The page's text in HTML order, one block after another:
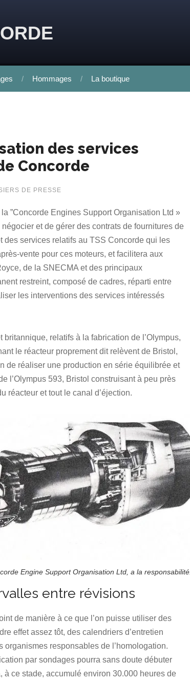
Hommages La boutique
des services
Concorde
DE PRESSE
”Concorde Engines Support Organisation Ltd »
et de gérer des contrats de fournitures de
des services relatifs au TSS Concorde qui les
vente pour ces moteurs, et facilitera aux
de la SNECMA et des principaux
restreint, composé de cadres, réparti entre
les interventions des services intéressés
relatifs à la fabrication de l’Olympus,
le réacteur proprement dit relèvent de Bristol,
de réaliser une production en série équilibrée et
l’Olympus 593, Bristol construisant à peu près
réacteur et tout le canal d’éjection.
Engine Support Organisation Ltd, a la responsabilité.
entre révisions
de manière à ce que l’on puisse utiliser des
effet assez tôt, des calendriers d’entretien
responsables de l’homologation.
par sondages pourra sans doute débuter
ce stade, accumulé environ 30.000 heures de